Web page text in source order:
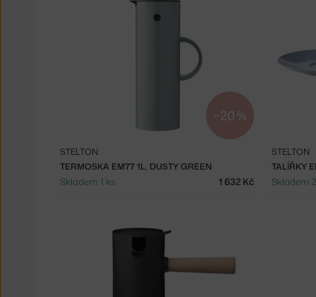
−20 %
TERMOSKA EM77 1L, DUSTY GREEN
STELTON
Skladem 1 ks 1 632 Kč
TALÍŘKY
STELTON
Skladem